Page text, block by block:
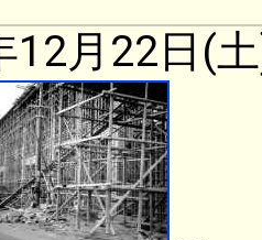
12月22日(